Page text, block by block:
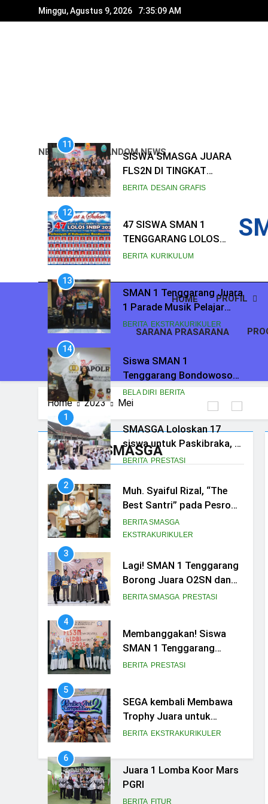
to
Minggu, Agustus 9, 2026 7:35:10 AM
NEWSLETTER RANDOM NEWS
HOME PROFIL
SARANA PRASARANA
Home 2023 Mei
Prestasi SMASGA
11
SISWA SMASGA JUARA
FLS2N DI TINGKAT
KABUPATEN
BERITA DESAIN GRAFIS
12
47 SISWA SMAN 1
TENGGARANG LOLOS
SNBP 2023, SEKOLAH
PERSIAPKAN SNBT
BERITA KURIKULUM
13
SMAN 1 Tenggarang Juara
1 Parade Musik Pelajar
Bondowoso
BERITA EKSTRAKURIKULER
14
Siswa SMAN 1
Tenggarang Bondowoso
Raih Juara 3 Nasional
Pencak Silat Kapolri Cup
BELA DIRI BERITA
1
SMASGA Loloskan 17
siswa untuk Paskibraka, 2
melaju ke Tingkat Provinsi
BERITA PRESTASI
2
Muh. Syaiful Rizal, “The
Best Santri” pada Pesrom
Masjid Agung At-Taqwa
Angkatan 45
BERITA SMASGA
EKSTRAKURIKULER
3
Lagi! SMAN 1 Tenggarang
Borong Juara O2SN dan
FLS3N Seni 2025
BERITA SMASGA PRESTASI
4
Membanggakan! Siswa
SMAN 1 Tenggarang
Borong Juara di Ajang
2025
BERITA PRESTASI
5
SEGA kembali Membawa
Trophy Juara untuk
Smasga
BERITA EKSTRAKURIKULER
6
Juara 1 Lomba Koor Mars
PGRI
BERITA FITUR